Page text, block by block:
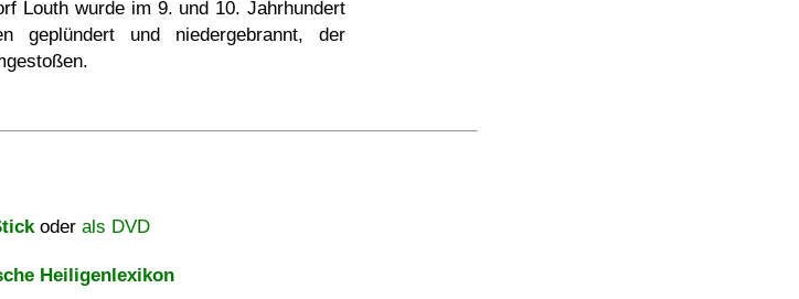
Louth wurde im 9. und 10. Jahrhundert
geplündert und niedergebrannt, der
oder als DVD
Heiligenlexikon